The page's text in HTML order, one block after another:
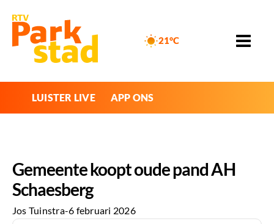
21°C
LUISTER LIVE APP ONS
Gemeente koopt oude pand AH
Schaesberg
Jos Tuinstra-6 februari 2026